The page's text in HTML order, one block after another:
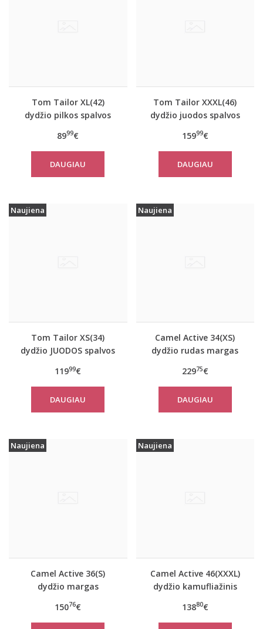
Tom Tailor XL(42)
dydžio pilkos spalvos
paltas Tom Tailor
10367
8999€
DAUGIAU
Tom Tailor XXXL(46)
dydžio juodos spalvos
žiemai Tom Tailor
14482
15999€
DAUGIAU
Naujiena
Tom Tailor XS(34)
dydžio JUODOS spalvos
paltas Tom Tailor
29999
11999€
DAUGIAU
Naujiena
Camel Active 34(XS)
dydžio rudas margas
paltas 310050 6F32
22975€
DAUGIAU
Naujiena
Camel Active 36(S)
dydžio margas
paltas 310320 2501
15076€
Naujiena
Camel Active 46(XXXL)
dydžio kamufliažinis
310780
13880€